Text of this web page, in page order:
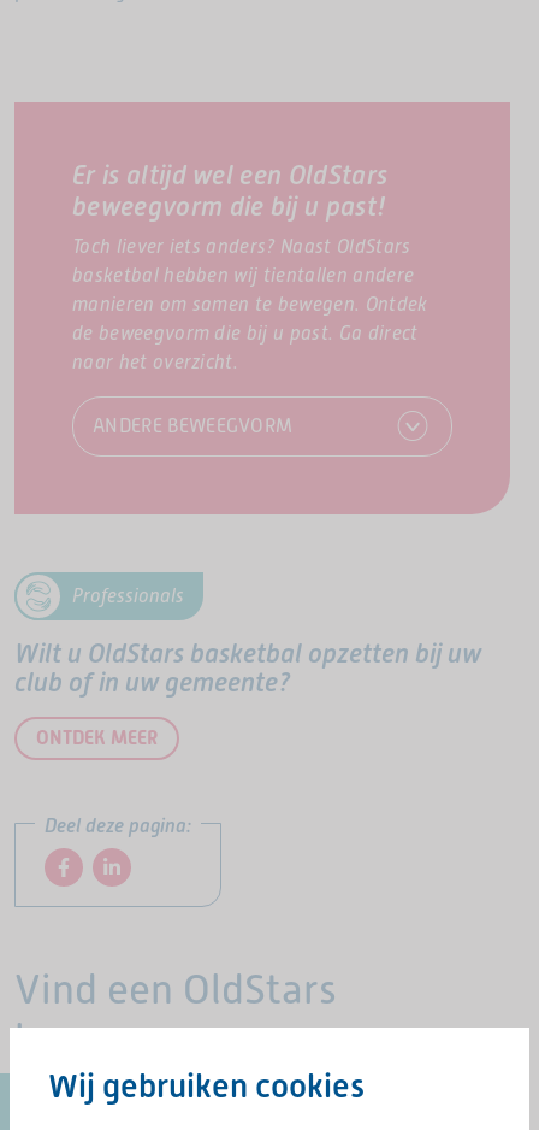
Er is altijd wel een OldStars
beweegvorm die bij u past!
Toch liever iets anders? Naast OldStars
basketbal hebben wij tientallen andere
manieren om samen te bewegen. Ontdek
de beweegvorm die bij u past. Ga direct
naar het overzicht.
ANDERE BEWEEGVORM
Professionals
Wilt u OldStars basketbal opzetten bij uw
club of in uw gemeente?
ONTDEK MEER
Deel deze pagina:
Vind een OldStars
beweegvorm
Wij gebruiken cookies